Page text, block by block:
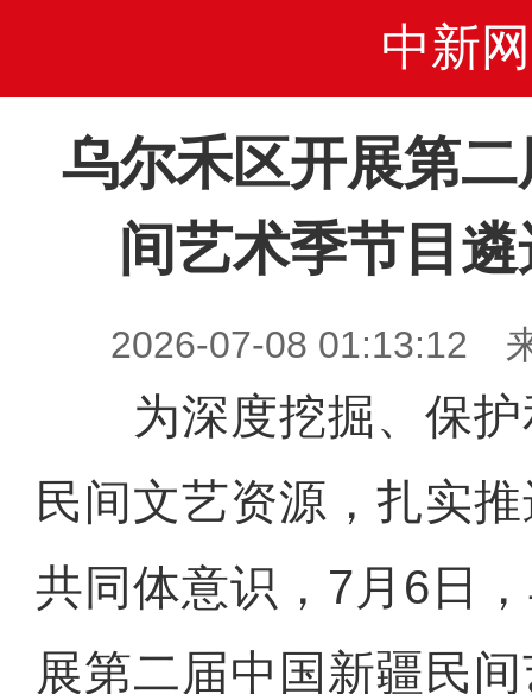
中新网
乌尔禾区开展第
间艺术季节目
2026-07-08 01:13:12
为深度挖掘、保护
民间文艺资源，扎实
共同体意识，7月6日
展第二届中国新疆民